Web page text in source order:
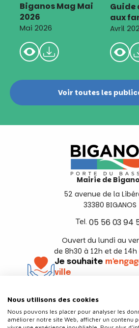
Biganos Mag Mai
2026
Mai 2026
Guide
aux
Avril
Voir toutes les
Mairie de
52 avenue de la
33380 BIGANOS
Tel. 05 56 03 94
Ouvert du lundi au
de 8h30 à 12h et de 14h
Je souhaite
ville
Nous utilisons des cookies
Nous pouvons les placer pour analyser les
améliorer notre site Web, afficher un contenu